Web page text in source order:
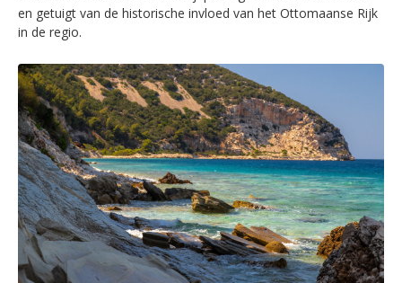
en getuigt van de historische invloed van het Ottomaanse Rijk
in de regio.